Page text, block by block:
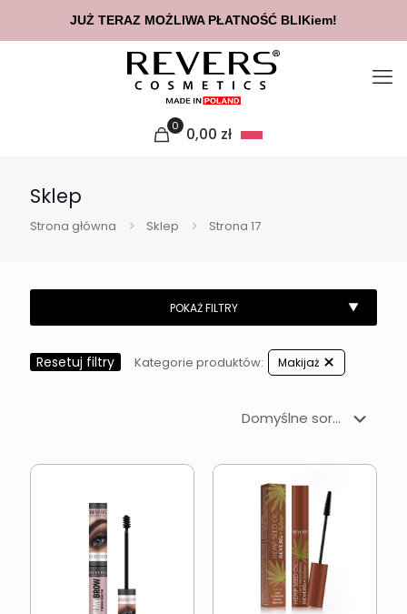
0 0,00 zł
Sklep
Strona główna Sklep Strona 17
Resetuj filtry Kategorie produktów: Makijaż
JUŻ TERAZ MOŻLIWA PŁATNOŚĆ BLIKiem!